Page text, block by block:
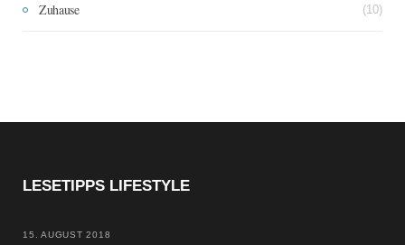
Zuhause (10)
LESETIPPS LIFESTYLE
15. AUGUST 2018